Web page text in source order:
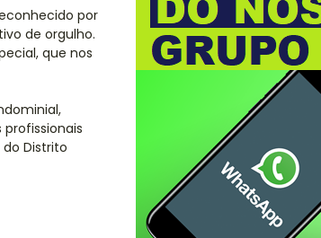
por
de orgulho.
que nos
Distrito